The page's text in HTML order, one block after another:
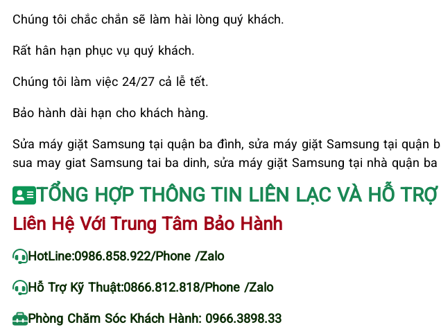
Chúng tôi chắc chắn sẽ làm hài lòng quý khách.
Rất hân hạn phục vụ quý khách.
Chúng tôi làm việc 24/27 cả lễ tết.
Bảo hành dài hạn cho khách hàng.
Sửa máy giặt Samsung tại quận ba đình, sửa máy giặt Samsung tại quận
sua may giat Samsung tai ba dinh, sửa máy giặt Samsung tại nhà quận ba
TỔNG HỢP THÔNG TIN LIÊN LẠC VÀ HỖ
Liên Hệ Với Trung Tâm Bảo Hành
HotLine:0986.858.922/Phone /Zalo
Hỗ Trợ Kỹ Thuật:0866.812.818/Phone /Zalo
Phòng Chăm Sóc Khách Hành: 0966.3898.33